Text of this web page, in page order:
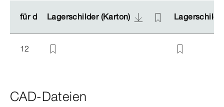
für d Lagerschilder (Karton)
für d Lagerschilder (Karton)
12
CAD-Dateien